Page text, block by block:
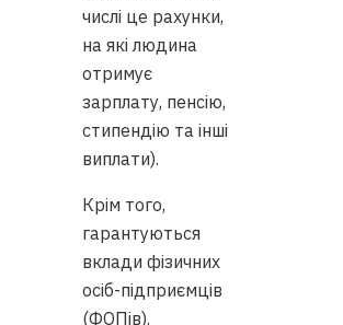
числі це рахунки,
на які людина
отримує
зарплату, пенсію,
стипендію та інші
виплати).
Крім того,
гарантуються
вклади фізичних
осіб-підприємців
(ФОПів).